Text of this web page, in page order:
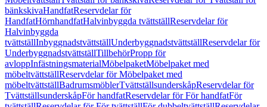
bänkskivaHandfatReservdelar för
HandfatHörnhandfatHalvinbyggda tvättställReservdelar för
Halvinbyggda
tvättställInbyggnadstvättställUnderbyggnadstvättställReservdelar för
UnderbyggnadstvättställTillbehörPropp för
avloppInfästningsmaterialMöbelpaketMöbelpaket med
möbeltvättställReservdelar för Möbelpaket med
möbeltvättställBadrumsmöblerTvättställsunderskåpReservdelar för
TvättställsunderskåpFör handfatReservdelar för För handfatFör